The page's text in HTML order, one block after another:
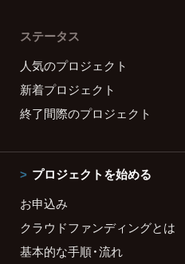
ステータス
人気のプロジェクト
新着プロジェクト
終了間際のプロジェクト
プロジェクトを始める
お申込み
クラウドファンディングとは
基本的な手順・流れ